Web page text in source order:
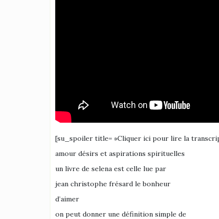
[su_spoiler title= »Cliquer ici pour lire la
amour désirs et aspirations spirituelles
un livre de selena est celle lue par
jean christophe frésard le bonheur
d’aimer
on peut donner une définition simple de